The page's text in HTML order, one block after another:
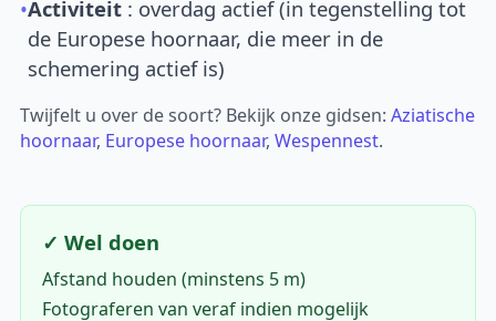
•Activiteit : overdag actief (in tegenstelling tot
de Europese hoornaar, die meer in de
schemering actief is)
Twijfelt u over de soort? Bekijk onze gidsen:Aziatische
hoornaar, Europese hoornaar,Wespennest.
✓ Wel doen
Afstand houden (minstens 5 m)
Fotograferen van veraf indien mogelijk